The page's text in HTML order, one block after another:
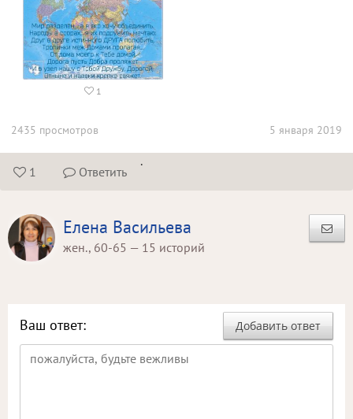
1
5 января 2019
2435 просмотров
 1  Ответить
.
Елена Васильева
жен., 60-65 — 15 историй
Добавить ответ
Ваш ответ: